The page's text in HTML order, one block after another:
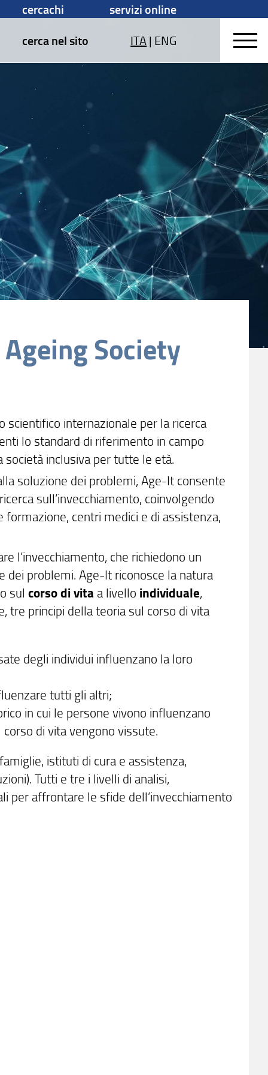
cercachi
servizi online
cerca nel sito
ITA| ENG
Society
scientifico internazionale per la ricerca
lo standard di riferimento in campo
inclusiva per tutte le età.
soluzione dei problemi, Age-It consente
sull’invecchiamento, coinvolgendo
centri medici e di assistenza,
l’invecchiamento, che richiedono un
dei problemi. Age-It riconosce la natura
sul corso di vita a livello individuale,
tre principi della teoria sul corso di vita
degli individui influenzano la loro
tutti gli altri;
in cui le persone vivono influenzano
di vita vengono vissute.
istituti di cura e assistenza,
Tutti e tre i livelli di analisi,
per affrontare le sfide dell’invecchiamento